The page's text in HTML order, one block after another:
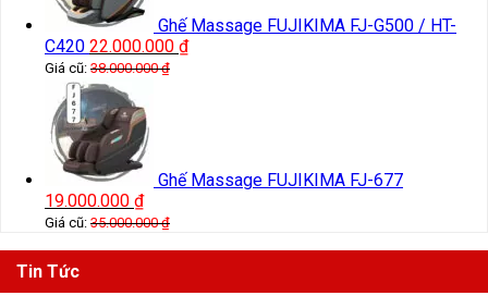
Ghế Massage FUJIKIMA FJ-G500 / HT-
C420 22.000.000 ₫
Giá cũ: 38.000.000₫
Ghế Massage FUJIKIMA FJ-677
19.000.000 ₫
Giá cũ: 35.000.000₫
Tin Tức